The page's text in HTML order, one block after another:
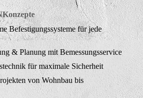
Befestigungssysteme für jede
& Planung mit Bemessungsservice
für maximale Sicherheit
von Wohnbau bis